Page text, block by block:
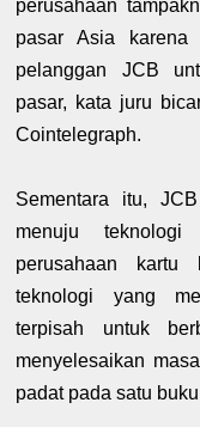
perusahaan
pasar Asia karena
pelanggan JCB
pasar, kata juru
Cointelegraph.
Sementara itu,
menuju
perusahaan kartu
teknologi yang
terpisah untuk
menyelesaikan
padat pada satu